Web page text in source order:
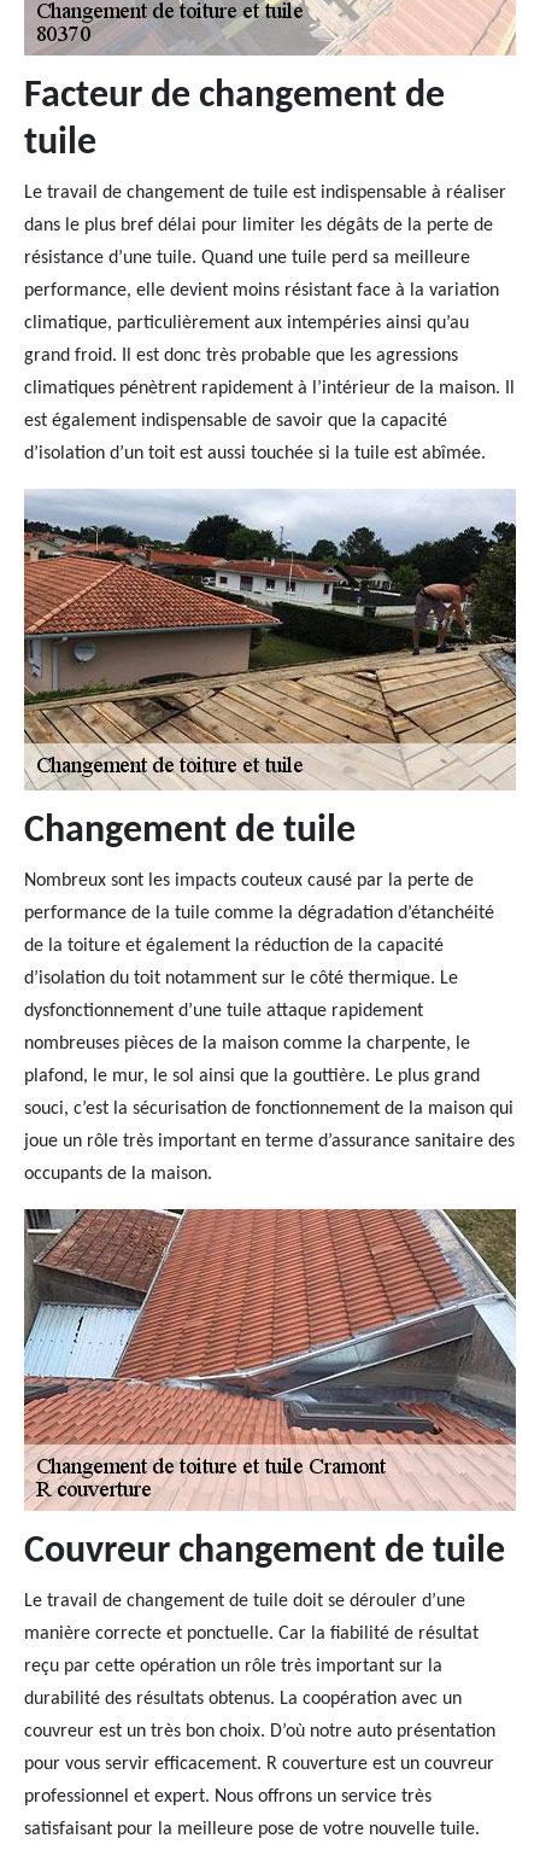
Facteur de changement de
tuile
Le travail de changement de tuile est indispensable à réaliser
dans le plus bref délai pour limiter les dégâts de la perte de
résistance d’une tuile. Quand une tuile perd sa meilleure
performance, elle devient moins résistant face à la variation
climatique, particulièrement aux intempéries ainsi qu’au
grand froid. Il est donc très probable que les agressions
climatiques pénètrent rapidement à l’intérieur de la maison. Il
est également indispensable de savoir que la capacité
d’isolation d’un toit est aussi touchée si la tuile est abîmée.
Changement de tuile
Nombreux sont les impacts couteux causé par la perte de
performance de la tuile comme la dégradation d’étanchéité
de la toiture et également la réduction de la capacité
d’isolation du toit notamment sur le côté thermique. Le
dysfonctionnement d’une tuile attaque rapidement
nombreuses pièces de la maison comme la charpente, le
plafond, le mur, le sol ainsi que la gouttière. Le plus grand
souci, c’est la sécurisation de fonctionnement de la maison qui
joue un rôle très important en terme d’assurance sanitaire des
occupants de la maison.
Couvreur changement de tuile
Le travail de changement de tuile doit se dérouler d’une
manière correcte et ponctuelle. Car la fiabilité de résultat
reçu par cette opération un rôle très important sur la
durabilité des résultats obtenus. La coopération avec un
couvreur est un très bon choix. D’où notre auto présentation
pour vous servir efficacement. R couverture est un couvreur
professionnel et expert. Nous offrons un service très
satisfaisant pour la meilleure pose de votre nouvelle tuile.